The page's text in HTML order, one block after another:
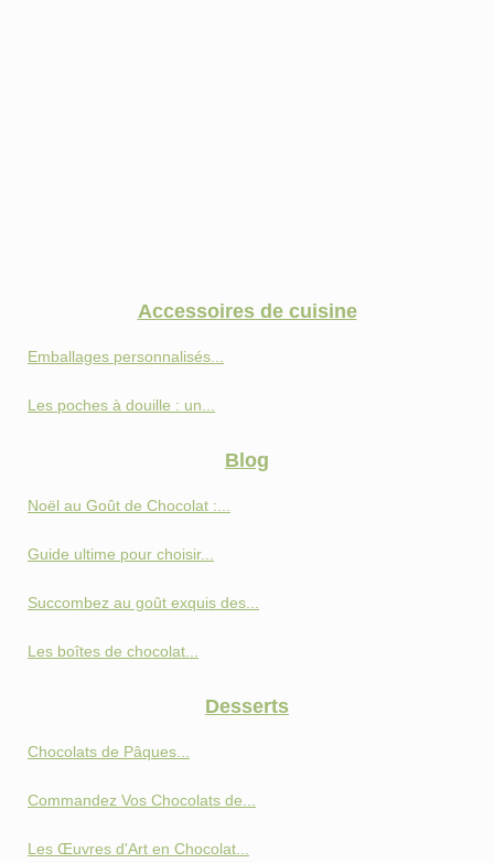
Accessoires de cuisine
Emballages personnalisés...
Les poches à douille : un...
Blog
Noël au Goût de Chocolat :...
Guide ultime pour choisir...
Succombez au goût exquis des...
Les boîtes de chocolat...
Desserts
Chocolats de Pâques...
Commandez Vos Chocolats de...
Les Œuvres d'Art en Chocolat...